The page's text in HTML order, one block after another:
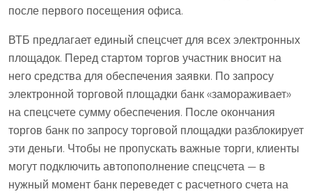
после первого посещения офиса.
ВТБ предлагает единый спецсчет для всех электронных
площадок. Перед стартом торгов участник вносит на
него средства для обеспечения заявки. По запросу
электронной торговой площадки банк «замораживает»
на спецсчете сумму обеспечения. После окончания
торгов банк по запросу торговой площадки разблокирует
эти деньги. Чтобы не пропускать важные торги, клиенты
могут подключить автопополнение спецсчета — в
нужный момент банк переведет с расчетного счета на